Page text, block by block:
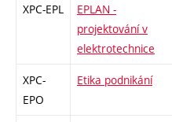
XPC-EPL
EPLAN -
projektování v
elektrotechnice
XPC-
EPO
Etika podnikání